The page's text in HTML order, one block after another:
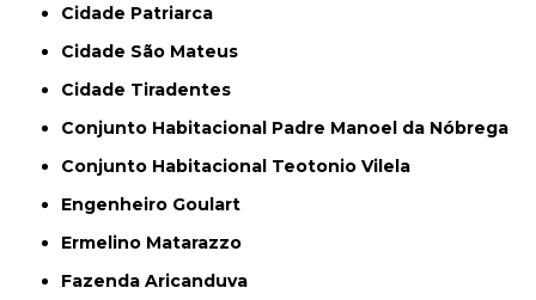
Cidade Patriarca
Cidade São Mateus
Cidade Tiradentes
Conjunto Habitacional Padre Manoel da Nóbrega
Conjunto Habitacional Teotonio Vilela
Engenheiro Goulart
Ermelino Matarazzo
Fazenda Aricanduva